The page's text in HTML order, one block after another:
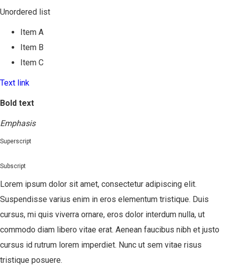
Unordered list
Item A
Item B
Item C
Text link
Bold text
Emphasis
Superscript
Subscript
Lorem ipsum dolor sit amet, consectetur adipiscing elit.
Suspendisse varius enim in eros elementum tristique. Duis
cursus, mi quis viverra ornare, eros dolor interdum nulla, ut
commodo diam libero vitae erat. Aenean faucibus nibh et justo
cursus id rutrum lorem imperdiet. Nunc ut sem vitae risus
tristique posuere.